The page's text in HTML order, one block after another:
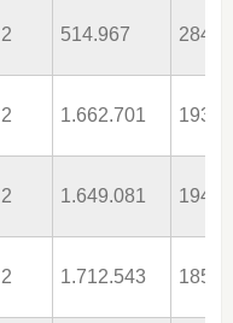
2 514.967
2 1.662.701
2 1.649.081
2 1.712.543